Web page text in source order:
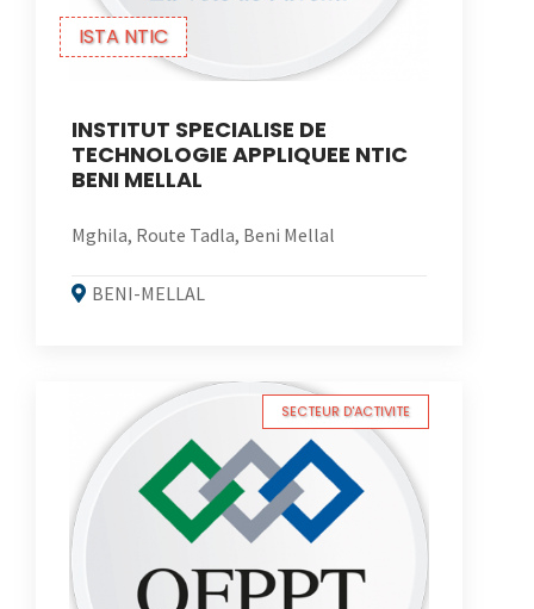
ISTA NTIC
INSTITUT SPECIALISE DE
TECHNOLOGIE APPLIQUEE NTIC
BENI MELLAL
Mghila, Route Tadla, Beni Mellal
BENI-MELLAL
SECTEUR D'ACTIVITE